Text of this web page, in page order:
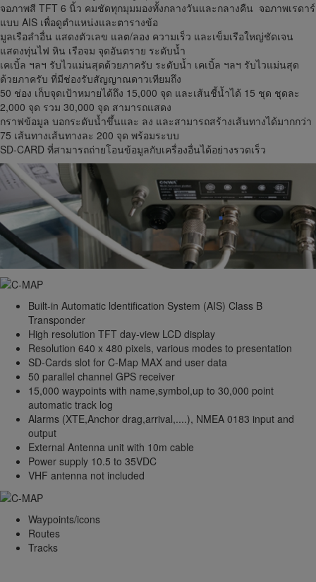
จอภาพสี TFT 6 นิ้ว คมชัดทุกมุมมองทั้งกลางวันและกลางคืน จอภาพเรดาร์
แบบ AIS เพื่อดูตำแหน่งและตารางข้อ
มูลเรือลำอื่น แสดงตัวเลข แลต/ลอง ความเร็ว และเข็มเรือใหญ่ชัดเจน
แสดงทุ่นไฟ หิน เรือจม จุดอันตราย ระดับน้ำ
เคเบิ้ล ฯลฯ รับไวแม่นสุดด้วยภาครับ ระดับน้ำ เคเบิ้ล ฯลฯ รับไวแม่นสุด
ด้วยภาครับ ที่มีช่องรับสัญญาณดาวเทียมถึง
50 ช่อง เก็บจุดเป้าหมายได้ถึง 15,000 จุด และเส้นชี้น้ำได้ 15 ชุด ชุดละ
2,000 จุด รวม 30,000 จุด สามารถแสดง
กราฟข้อมูล บอกระดับน้ำขึ้นและ ลง และสามารถสร้างเส้นทางได้มากกว่า
75 เส้นทางเส้นทางละ 200 จุด พร้อมระบบ
SD-CARD ที่สามารถถ่ายโอนข้อมูลกับเครื่องอื่นได้อย่างรวดเร็ว
Built-in Automatic ldentification System (AIS) Class B
Transponder
High resolution TFT day-view LCD display
Resolution 640 x 480 pixels, various modes to presentation
SD-Cards slot for C-Map MAX and user data
50 parallel channel GPS receiver
15,000 waypoints with name,symbol,up to 30,000 point
automatic track log
Alarms (XTE,Anchor drag,arrival,....), NMEA 0183 input and
output
External Antenna unit with 10m cable
Power supply 10.5 to 35VDC
VHF antenna not included
Waypoints/icons
Routes
Tracks